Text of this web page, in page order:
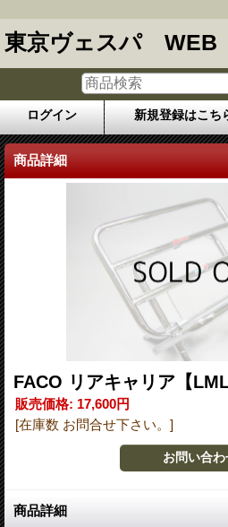
東京ヴェスパ
ログイン 新規登録はこち
商品詳細
FACO リアキャリア【LML
販売価格: 17,600円
[在庫数 お問合せ下さい。]
商品詳細